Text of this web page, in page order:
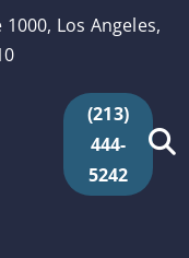
Los Angeles,
(213)
444-
5242